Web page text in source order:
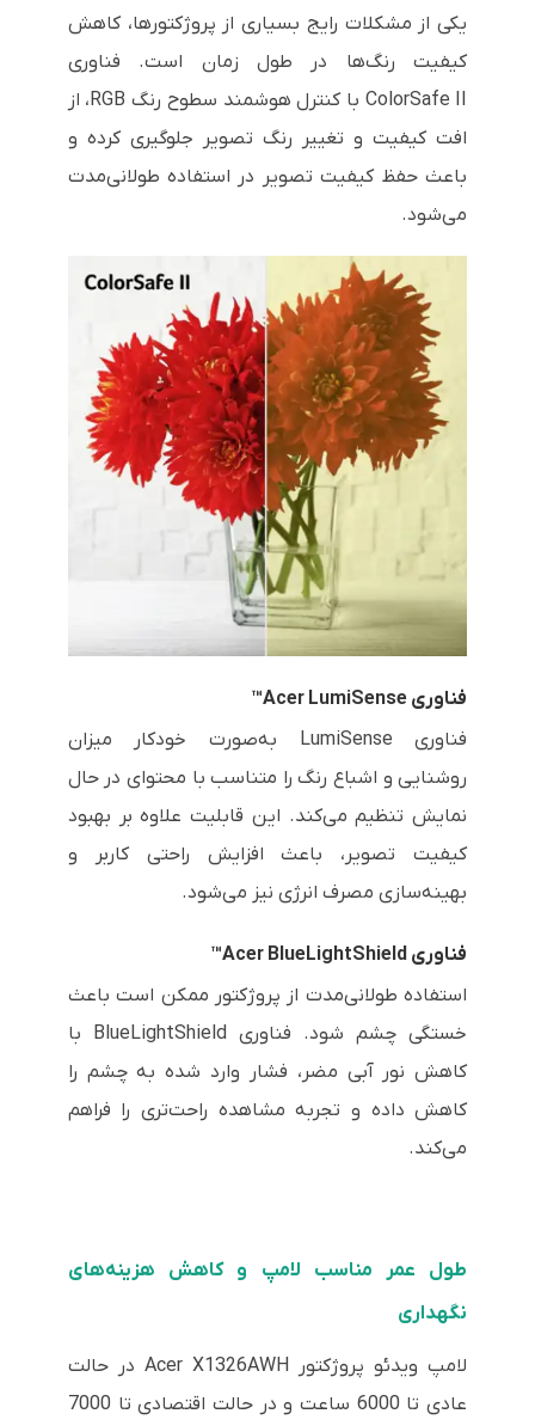
یکی از مشکلات رایج بسیاری از پروژکتورها، کاهش
کیفیت رنگ‌ها در طول زمان است. فناوری
ColorSafe II با کنترل هوشمند سطوح رنگ RGB، از
افت کیفیت و تغییر رنگ تصویر جلوگیری کرده و
باعث حفظ کیفیت تصویر در استفاده طولانی‌مدت
می‌شود.
فناوری Acer LumiSense™
فناوری LumiSense به‌صورت خودکار میزان
روشنایی و اشباع رنگ را متناسب با محتوای در حال
نمایش تنظیم می‌کند. این قابلیت علاوه بر بهبود
کیفیت تصویر، باعث افزایش راحتی کاربر و
بهینه‌سازی مصرف انرژی نیز می‌شود.
فناوری Acer BlueLightShield™
استفاده طولانی‌مدت از پروژکتور ممکن است باعث
خستگی چشم شود. فناوری BlueLightShield با
کاهش نور آبی مضر، فشار وارد شده به چشم را
کاهش داده و تجربه مشاهده راحت‌تری را فراهم
می‌کند.
طول عمر مناسب لامپ و کاهش هزینه‌های
نگهداری
لامپ ویدئو پروژکتور Acer X1326AWH در حالت
عادی تا 6000 ساعت و در حالت اقتصادی تا 7000